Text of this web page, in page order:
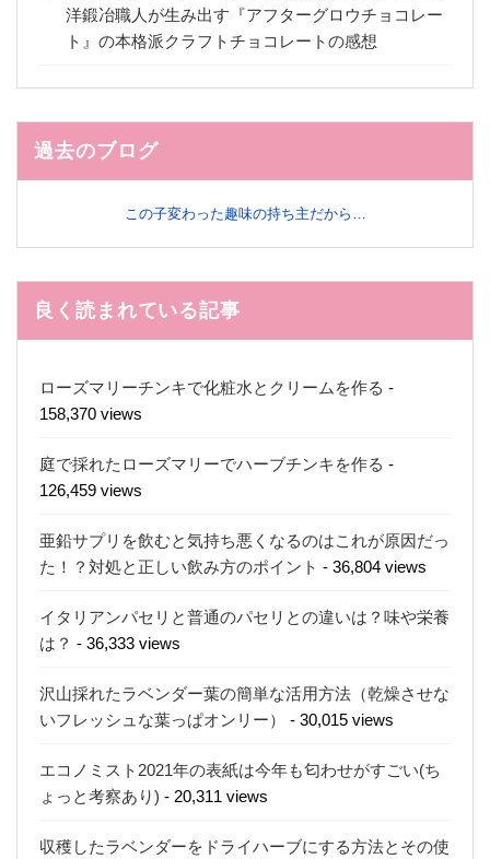
洋鍛冶職人が生み出す『アフターグロウチョコレー
ト』の本格派クラフトチョコレートの感想
過去のブログ
この子変わった趣味の持ち主だから…
良く読まれている記事
ローズマリーチンキで化粧水とクリームを作る -
158,370 views
庭で採れたローズマリーでハーブチンキを作る -
126,459 views
亜鉛サプリを飲むと気持ち悪くなるのはこれが原因だっ
た！？対処と正しい飲み方のポイント - 36,804 views
イタリアンパセリと普通のパセリとの違いは？味や栄養
は？ - 36,333 views
沢山採れたラベンダー葉の簡単な活用方法（乾燥させな
いフレッシュな葉っぱオンリー）
- 30,015 views
エコノミスト2021年の表紙は今年も匂わせがすごい(ち
ょっと考察あり) - 20,311 views
収穫したラベンダーをドライハーブにする方法とその使